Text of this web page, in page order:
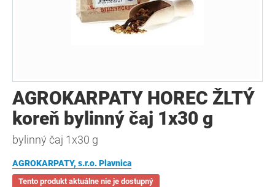
AGROKARPATY HOREC ŽLTÝ
koreň bylinný čaj 1x30 g
bylinný čaj 1x30 g
AGROKARPATY, s.r.o. Plavnica
Tento produkt aktuálne nie je dostupný